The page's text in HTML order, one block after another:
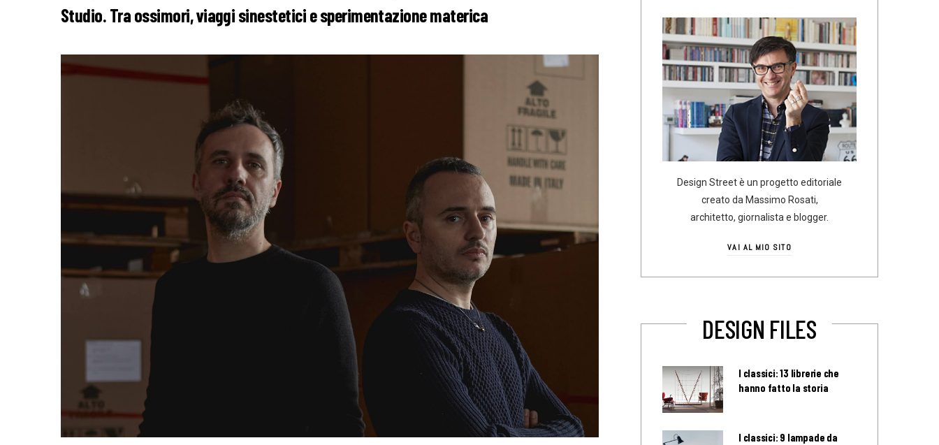
Studio. Tra ossimori, viaggi sinestetici e sperimentazione materica
Design Street è un progetto editoriale
creato da Massimo Rosati,
architetto, giornalista e blogger.
VAI AL MIO SITO
DESIGN FILES
I classici: 13 librerie che
hanno fatto la storia
I classici: 9 lampade da